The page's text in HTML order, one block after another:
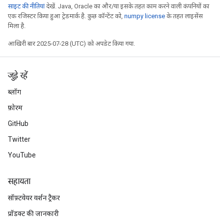
साइट की नीतियांदेखें. Java, Oracle का और/या इसके तहत काम करने वाली कंपनियों का
एक रजिस्टर किया हुआ ट्रेडमार्क है. कुछ कॉन्टेंट को, numpy license के तहत लाइसेंस
मिला है.
आखिरी बार 2025-07-28 (UTC) को अपडेट किया गया.
जुड़े रहें
ब्लॉग
फ़ोरम
GitHub
Twitter
YouTube
सहायता
सॉफ़्टवेयर वर्शन ट्रैकर
प्रॉडक्ट की जानकारी